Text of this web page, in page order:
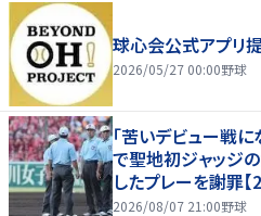
球心会公式アプリ
2026/05/27 00:00野球
｢苦いデビュー戦
で聖地初ジャッジ
したプレーを謝罪
2026/08/07 21:00野球